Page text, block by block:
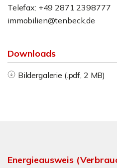
Telefax: +49 2871 2398777
immobilien@tenbeck.de
Downloads
Bildergalerie (.pdf, 2 MB)
Energieausweis